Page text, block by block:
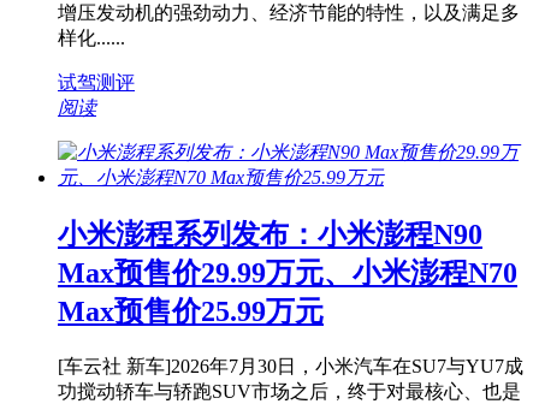
增压发动机的强劲动力、经济节能的特性，以及满足多
样化......
试驾测评
阅读
小米澎程系列发布：小米澎程N90
Max预售价29.99万元、小米澎程N70
Max预售价25.99万元
[车云社 新车]2026年7月30日，小米汽车在SU7与YU7成
功搅动轿车与轿跑SUV市场之后，终于对最核心、也是